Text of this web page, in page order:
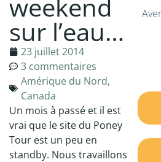
weekend
sur l’eau…
23 juillet 2014
3 commentaires
Amérique du Nord,
Canada
Un mois à passé et il est
vrai que le site du Poney
Tour est un peu en
standby. Nous travaillons